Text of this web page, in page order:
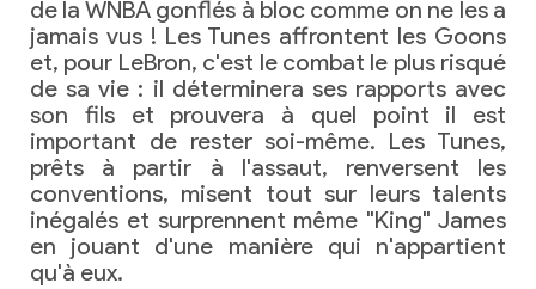
de la WNBA gonflés à bloc comme on ne les a
jamais vus ! Les Tunes affrontent les Goons
et, pour LeBron, c'est le combat le plus risqué
de sa vie : il déterminera ses rapports avec
son fils et prouvera à quel point il est
important de rester soi-même. Les Tunes,
prêts à partir à l'assaut, renversent les
conventions, misent tout sur leurs talents
inégalés et surprennent même "King" James
en jouant d'une manière qui n'appartient
qu'à eux.